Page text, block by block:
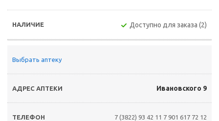
Доступно для заказа (2)
Выбрать аптеку
Ивановского 9
7 (3822) 93 42 11 7 901 617 72 12